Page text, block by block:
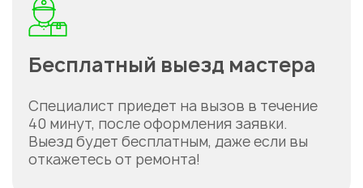
Бесплатный выезд мастера
Специалист приедет на вызов в течение
40 минут, после оформления заявки.
Выезд будет бесплатным, даже если вы
откажетесь от ремонта!
Укажите из какого вы
города
Астана